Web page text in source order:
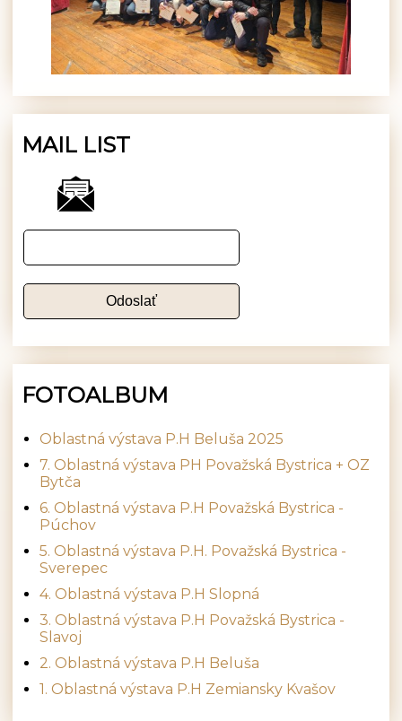
MAIL LIST
FOTOALBUM
Oblastná výstava P.H Beluša 2025
7. Oblastná výstava PH Považská Bystrica + OZ
Bytča
6. Oblastná výstava P.H Považská Bystrica -
Púchov
5. Oblastná výstava P.H. Považská Bystrica -
Sverepec
4. Oblastná výstava P.H Slopná
3. Oblastná výstava P.H Považská Bystrica -
Slavoj
2. Oblastná výstava P.H Beluša
1. Oblastná výstava P.H Zemiansky Kvašov